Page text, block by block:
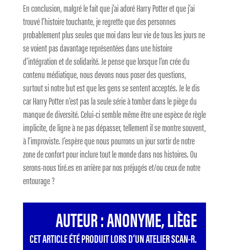
En conclusion, malgré le fait que j’ai adoré Harry Potter et que j’ai
trouvé l’histoire touchante, je regrette que des personnes
probablement plus seules que moi dans leur vie de tous les jours ne
se voient pas davantage représentées dans une histoire
d’intégration et de solidarité. Je pense que lorsque l’on crée du
contenu médiatique, nous devons nous poser des questions,
surtout si notre but est que les gens se sentent acceptés. Je le dis
car Harry Potter n’est pas la seule série à tomber dans le piège du
manque de diversité. Celui-ci semble même être une espèce de règle
implicite, de ligne à ne pas dépasser, tellement il se montre souvent,
à l’improviste. J’espère que nous pourrons un jour sortir de notre
zone de confort pour inclure tout le monde dans nos histoires. Ou
serons-nous tiré.es en arrière par nos préjugés et/ou ceux de notre
entourage ?
AUTEUR : ANONYME, LIÈGE
CET ARTICLE ÉTÉ PRODUIT LORS D’UN ATELIER SCAN-R.